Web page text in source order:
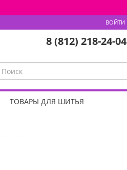
ВОЙТИ
8 (812) 218-24-04
ТОВАРЫ ДЛЯ ШИТЬЯ